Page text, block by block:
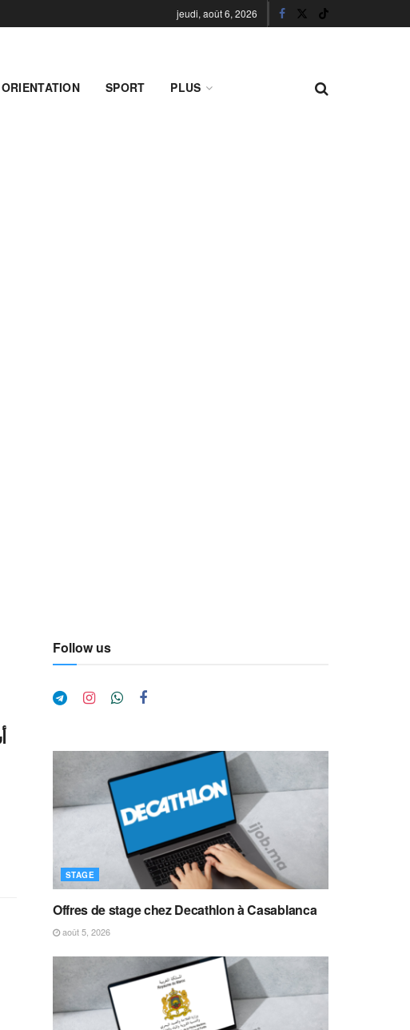
jeudi, août 6, 2026
ORIENTATION SPORT PLUS
Follow us
STAGE
Offres de stage chez Decathlon à Casablanca
août 5, 2026